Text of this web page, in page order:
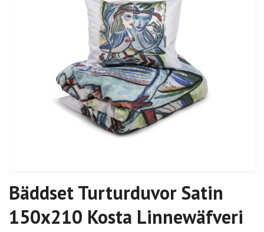
Bäddset Turturduvor Satin
150x210 Kosta Linnewäfveri